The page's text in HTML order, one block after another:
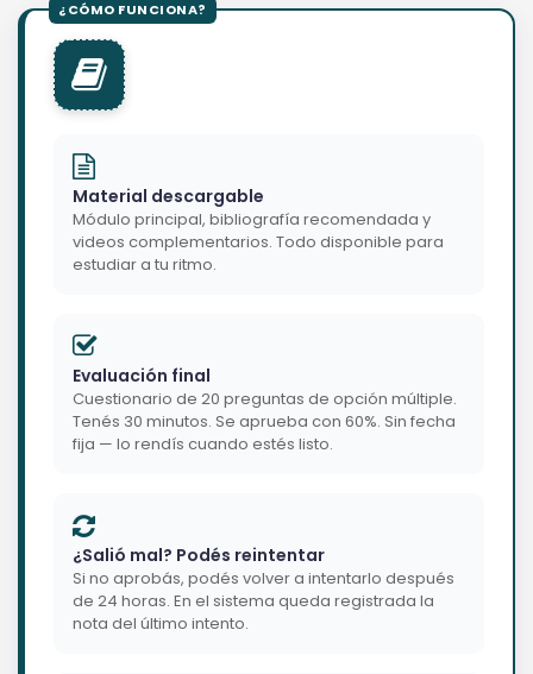
Material descargable
Módulo principal, bibliografía recomendada y
videos complementarios. Todo disponible para
estudiar a tu ritmo.
Evaluación final
Cuestionario de 20 preguntas de opción múltiple.
Tenés 30 minutos. Se aprueba con 60%. Sin fecha
fija — lo rendís cuando estés listo.
¿Salió mal? Podés reintentar
Si no aprobás, podés volver a intentarlo después
de 24 horas. En el sistema queda registrada la
nota del último intento.